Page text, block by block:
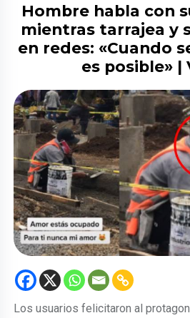
Hombre habla con
mientras tarrajea y
en redes: «Cuando
es posible» |
Los usuarios felicitaron al